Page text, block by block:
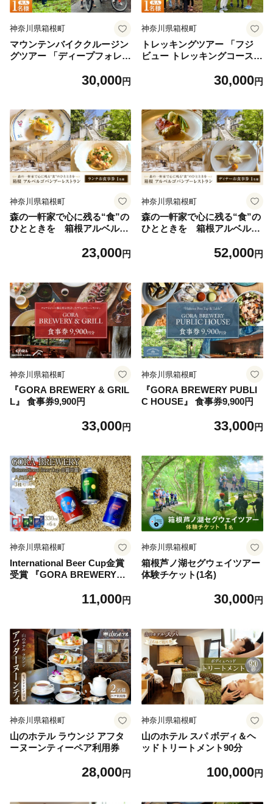
神奈川県箱根町
マウンテンバイククルージン
グツアー 「ディープフォレス
人1名様チケット）30,000円
神奈川県箱根町
トレッキングツアー 「フジ
ビュー トレッキングコース」
30,000円
神奈川県箱根町
森の一軒家で心に残る“食”の
ひとときを 箱根アルベルゴ
23,000円
神奈川県箱根町
森の一軒家で心に残る“食”の
ひとときを 箱根アルベルゴ
ーお食事券 】1名様52,000円
神奈川県箱根町
『GORA BREWERY & GRIL
L』 食事券9,900円
33,000円
神奈川県箱根町
『GORA BREWERY PUBLI
C HOUSE』 食事券9,900円
33,000円
神奈川県箱根町
International Beer Cup金賞
受賞 『GORA BREWERY』
11,000円
神奈川県箱根町
箱根芦ノ湖セグウェイツアー
体験チケット(1名)
30,000円
神奈川県箱根町
山のホテル ラウンジ アフタ
ーヌーンティーペア利用券
28,000円
神奈川県箱根町
山のホテル スパ ボディ＆ヘ
ッドトリートメント90分
100,000円